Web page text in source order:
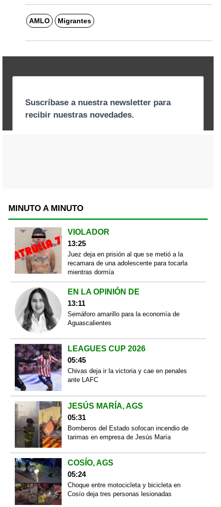
AMLO Migrantes
MINUTO A MINUTO
VIOLADOR
13:25
Juez deja en prisión al que se metió a la
recamara de una adolescente para tocarla
mientras dormía
EN LA OPINIÓN DE
13:11
Semáforo amarillo para la economía de
Aguascalientes
LEAGUES CUP 2026
05:45
Chivas deja ir la victoria y cae en penales
ante LAFC
JESÚS MARÍA, AGS
05:31
Bomberos del Estado sofocan incendio de
tarimas en empresa de Jesús María
COSÍO, AGS
05:24
Choque entre motocicleta y bicicleta en
Cosío deja tres personas lesionadas